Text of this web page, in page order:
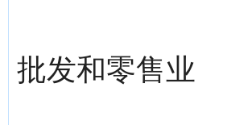
批发和零售业